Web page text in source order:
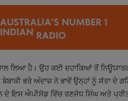
ਲਿਆ ਹੈ। ਉਹ ਕਈ ਦਹਾਕਿਆਂ ਤੋਂ
ਭਰੇ ਅੰਦਾਜ਼ ਨੇ ਭਾਵੇਂ ਉਨ੍ਹਾਂ ਨੂੰ ਸੱਤਾ ਦੇ
ਦੇ ਇਸ ਐਪੀਸੋਡ ਵਿੱਚ ਰਣਜੋਧ ਸਿੰਘ ਅਤੇ